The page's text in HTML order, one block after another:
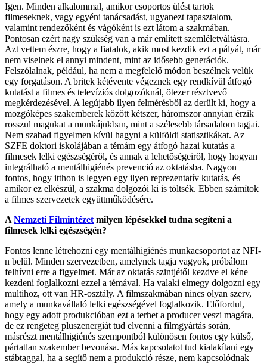
Igen. Minden alkalommal, amikor csoportos ülést tartok
filmeseknek, vagy egyéni tanácsadást, ugyanezt tapasztalom,
valamint rendezőként és vágóként is ezt látom a szakmában.
Pontosan ezért nagy szükség van a már említett szemléletváltásra.
Azt vettem észre, hogy a fiatalok, akik most kezdik ezt a pályát, már
nem viselnek el annyi mindent, mint az idősebb generációk.
Felszólalnak, például, ha nem a megfelelő módon beszélnek velük
egy forgatáson. A britek kétévente végeznek egy rendkívül átfogó
kutatást a filmes és televíziós dolgozóknál, ötezer résztvevő
megkérdezésével. A legújabb ilyen felmérésből az derült ki, hogy a
mozgóképes szakemberek között kétszer, háromszor annyian érzik
rosszul magukat a munkájukban, mint a szélesebb társadalom tagjai.
Nem szabad figyelmen kívül hagyni a külföldi statisztikákat. Az
SZFE doktori iskolájában a témám egy átfogó hazai kutatás a
filmesek lelki egészségéről, és annak a lehetőségeiről, hogy hogyan
integrálható a mentálhigiénés prevenció az oktatásba. Nagyon
fontos, hogy itthon is legyen egy ilyen reprezentatív kutatás, és
amikor ez elkészül, a szakma dolgozói ki is töltsék. Ebben számítok
a filmes szervezetek együttműködésére.
A Nemzeti Filmintézet milyen lépésekkel tudna segíteni a
filmesek lelki egészségén?
Fontos lenne létrehozni egy mentálhigiénés munkacsoportot az NFI-
n belül. Minden szervezetben, amelynek tagja vagyok, próbálom
felhívni erre a figyelmet. Már az oktatás szintjétől kezdve el kéne
kezdeni foglalkozni ezzel a témával. Ha valaki elmegy dolgozni egy
multihoz, ott van HR-osztály. A filmszakmában nincs olyan szerv,
amely a munkavállaló lelki egészségével foglalkozik. Előfordul,
hogy egy adott produkcióban ezt a terhet a producer veszi magára,
de ez rengeteg pluszenergiát tud elvenni a filmgyártás során,
másrészt mentálhigiénés szempontból különösen fontos egy külső,
pártatlan szakember bevonása. Más kapcsolatot tud kialakítani egy
stábtaggal, ha a segítő nem a produkció része, nem kapcsolódnak